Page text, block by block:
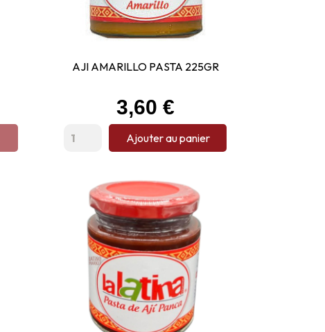
AJI AMARILLO PASTA 225GR
Prix
3,60 €
Ajouter au panier